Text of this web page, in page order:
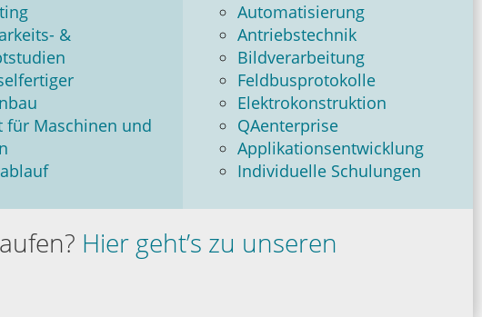
&
für Maschinen und
Automatisierung
Antriebstechnik
Bildverarbeitung
Feldbusprotokolle
Elektrokonstruktion
QAenterprise
Applikationsentwicklung
Individuelle Schulungen
Hier geht’s zu unseren